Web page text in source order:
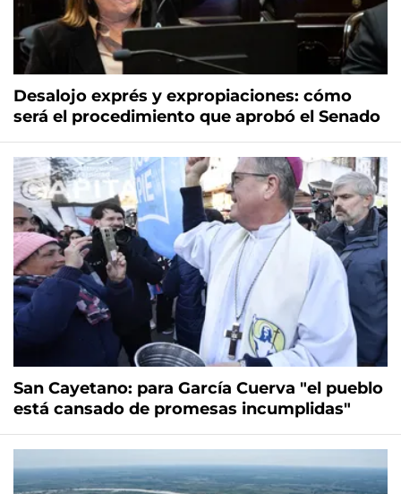
Desalojo exprés y expropiaciones: cómo
será el procedimiento que aprobó el Senado
San Cayetano: para García Cuerva "el pueblo
está cansado de promesas incumplidas"